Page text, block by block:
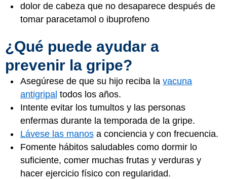
dolor de cabeza que no desaparece después de
tomar paracetamol o ibuprofeno
¿Qué puede ayudar a
prevenir la gripe?
Asegúrese de que su hijo reciba la vacuna
antigripal todos los años.
Intente evitar los tumultos y las personas
enfermas durante la temporada de la gripe.
Lávese las manos a conciencia y con frecuencia.
Fomente hábitos saludables como dormir lo
suficiente, comer muchas frutas y verduras y
hacer ejercicio físico con regularidad.